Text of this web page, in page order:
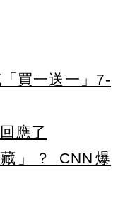
買一送一」7-
應了
」？ CNN爆